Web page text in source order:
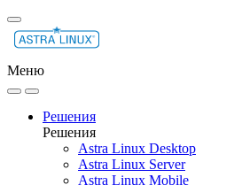
Меню
Решения
Решения
Astra Linux Desktop
Astra Linux Server
Astra Linux Mobile